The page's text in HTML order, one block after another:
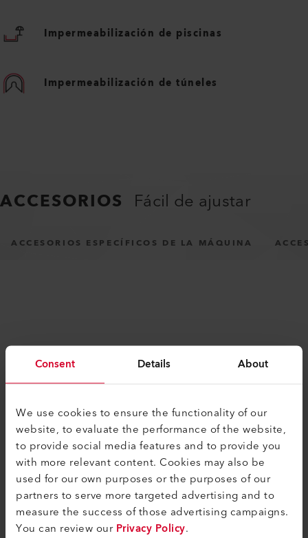
Consent Details About
We use cookies to ensure the functionality of our
website, to evaluate the performance of the website,
to provide social media features and to provide you
with more relevant content. Cookies may also be
used for our own purposes or the purposes of our
partners to serve more targeted advertising and to
measure the success of those advertising campaigns.
You can review ourPrivacy Policy.
Impermeabilización de piscinas
Impermeabilización de túneles
ACCESORIOS Fácil de ajustar
ACCESORIOS ESPECÍFICOS DE LA MÁQUINA
PRODUCTOS SIMILARES
Lo mejor o nada